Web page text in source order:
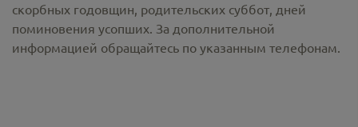
скорбных годовщин, родительских суббот, дней
поминовения усопших. За дополнительной
информацией обращайтесь по указанным телефонам.